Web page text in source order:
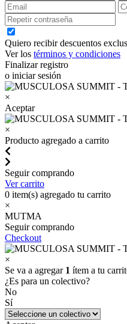
Quiero recibir descuentos
Ver los términos y condiciones
Finalizar registro
o iniciar sesión
×
Aceptar
×
Producto agregado a carrito
Seguir comprando
Ver carrito
0 item(s) agregado tu carrito
×
MUTMA
Seguir comprando
Checkout
×
Se va a agregar 1 ítem a tu
¿Es para un colectivo?
No
Sí